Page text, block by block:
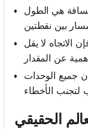
هي الطول
الاتجاه لا يقل
جميع الوحدات
الحقيقي